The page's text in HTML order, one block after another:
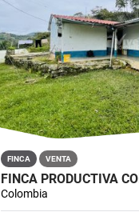
FINCA VENTA
Colombia